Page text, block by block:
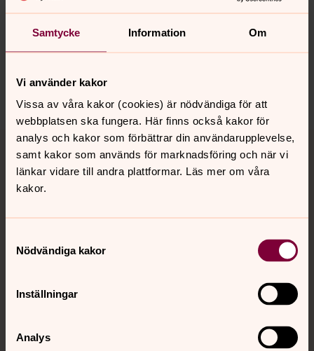
Samtycke Information Om
Vi använder kakor
Vissa av våra kakor (cookies) är nödvändiga för att
webbplatsen ska fungera. Här finns också kakor för
analys och kakor som förbättrar din användarupplevelse,
samt kakor som används för marknadsföring och när vi
länkar vidare till andra plattformar. Läs mer om våra
kakor.
Nödvändiga kakor
Inställningar
Analys
Senast ändrad 28 februari 2017
Synpunkter eller frågor på sidans
innehåll?
Dela
Tillbaka till toppen
Tillbaka till innehållet
Kalender